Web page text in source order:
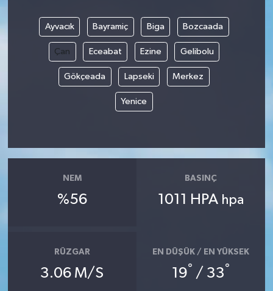
Ayvacık Bayramiç Biga Bozcaada
Çan Eceabat Ezine Gelibolu
Gökçeada Lapseki Merkez
Yenice
NEM
%56
BASINÇ
1011 HPA hpa
RÜZGAR
3.06 M/S
EN DÜŞÜK / EN YÜKSEK
19° / 33°